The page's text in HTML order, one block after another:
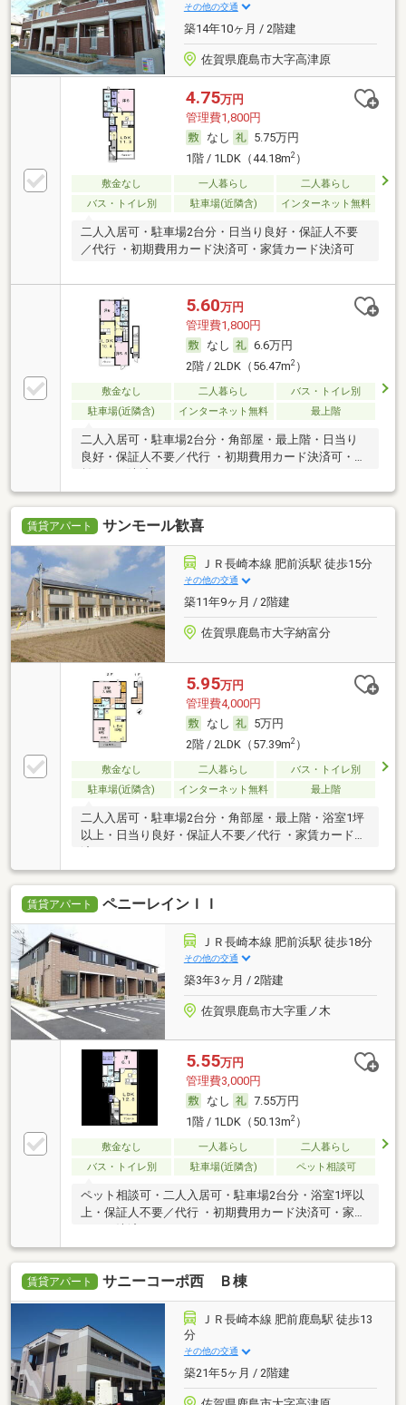
その他の交通
築14年10ヶ月 / 2階建
佐賀県鹿島市大字高津原
4.75万円
管理費1,800円
なし
5.75万円
1階 / 1LDK（44.18m2）
敷金なし 一人暮らし
二人暮らし
バス・トイレ別
駐車場(近隣含) インターネット無料
二人入居可・駐車場2台分・日当り良好・保証人不要
／代行 ・初期費用カード決済可・家賃カード決済可
5.60万円
管理費1,800円
なし
6.6万円
2階 / 2LDK（56.47m2）
敷金なし 二人暮らし
バス・トイレ別
駐車場(近隣含)
インターネット無料 最上階
二人入居可・駐車場2台分・角部屋・最上階・日当り
良好・保証人不要／代行 ・初期費用カード決済可・家
賃貸アパート サンモール歓喜
ＪＲ長崎本線 肥前浜駅 徒歩15分
その他の交通
築11年9ヶ月 / 2階建
佐賀県鹿島市大字納富分
5.95万円
管理費4,000円
なし
5万円
2階 / 2LDK（57.39m2）
敷金なし 二人暮らし
バス・トイレ別
駐車場(近隣含)
インターネット無料 最上階
二人入居可・駐車場2台分・角部屋・最上階・浴室1坪
以上・日当り良好・保証人不要／代行 ・家賃カード決
賃貸アパート ペニーレインＩＩ
ＪＲ長崎本線 肥前浜駅 徒歩18分
その他の交通
築3年3ヶ月 / 2階建
佐賀県鹿島市大字重ノ木
5.55万円
管理費3,000円
なし
7.55万円
1階 / 1LDK（50.13m2）
敷金なし 一人暮らし
二人暮らし
バス・トイレ別
駐車場(近隣含) ペット相談可
ペット相談可・二人入居可・駐車場2台分・浴室1坪以
上・保証人不要／代行 ・初期費用カード決済可・家賃
賃貸アパート サニーコーポ西 Ｂ棟
ＪＲ長崎本線 肥前鹿島駅 徒歩13
分
その他の交通
築21年5ヶ月 / 2階建